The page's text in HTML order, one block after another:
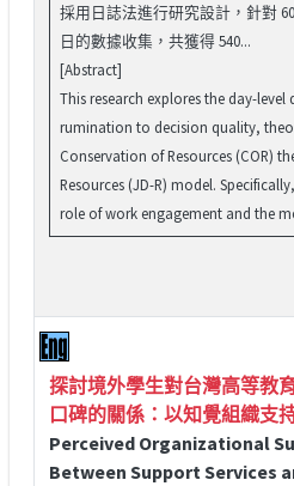
採用日誌法進行研究設計，針對
日的數據收集，共獲得 540...
[Abstract]
This research explores the day-
rumination to decision quality,
Conservation of Resources (COR)
Resources (JD-R) model.
role of work engagement and the
探討境外學生對台灣高等教
口碑的關係：以知覺組織支
Perceived Organizational
Between Support Services